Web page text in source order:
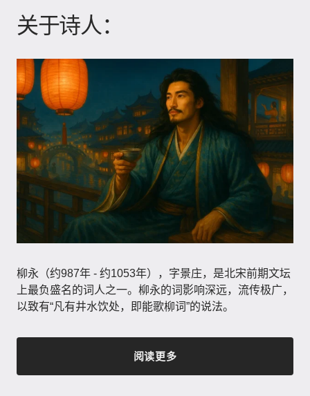
关于诗人：
柳永（约987年 - 约1053年）​，字景庄，是北宋前期文坛
上最负盛名的词人之一。柳永的词影响深远，流传极广，
以致有“凡有井水饮处，即能歌柳词”的说法。
阅读更多